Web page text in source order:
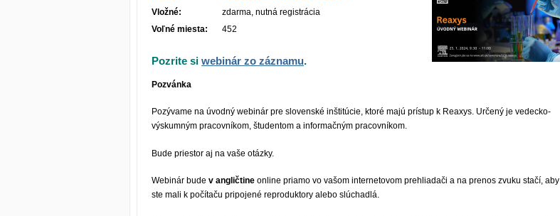
Vložné:
zdarma, nutná registrácia
Voľné miesta:
452
Pozrite si webinár zo záznamu.
Pozvánka
Pozývame na úvodný webinár pre slovenské inštitúcie, ktoré majú prístup k Reaxys. Určený je vedecko-
výskumným pracovníkom, študentom a informačným pracovníkom.
Bude priestor aj na vaše otázky.
Webinár bude v angličtine online priamo vo vašom internetovom prehliadači a na prenos zvuku stačí, aby
ste mali k počítaču pripojené reproduktory alebo slúchadlá.